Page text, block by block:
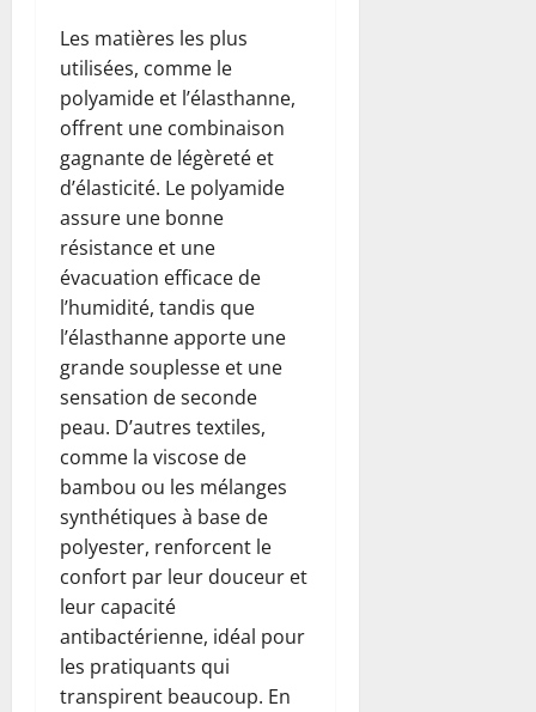
Les matières les plus
utilisées, comme le
polyamide et l’élasthanne,
offrent une combinaison
gagnante de légèreté et
d’élasticité. Le polyamide
assure une bonne
résistance et une
évacuation efficace de
l’humidité, tandis que
l’élasthanne apporte une
grande souplesse et une
sensation de seconde
peau. D’autres textiles,
comme la viscose de
bambou ou les mélanges
synthétiques à base de
polyester, renforcent le
confort par leur douceur et
leur capacité
antibactérienne, idéal pour
les pratiquants qui
transpirent beaucoup. En